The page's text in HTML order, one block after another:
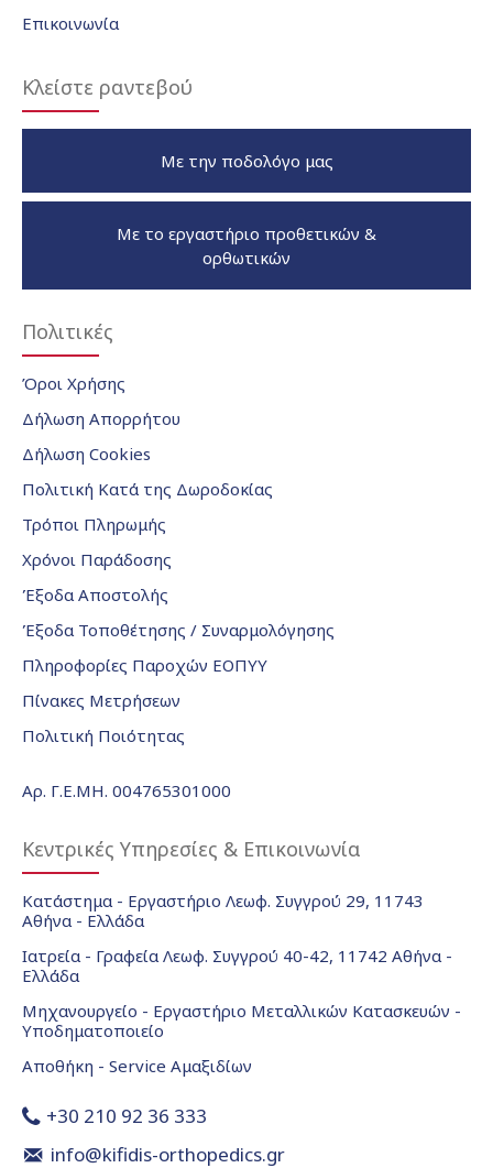
Επικοινωνία
Κλείστε ραντεβού
Με την ποδολόγο μας
Με το εργαστήριο προθετικών &
ορθωτικών
Πολιτικές
Όροι Χρήσης
Δήλωση Απορρήτου
Δήλωση Cookies
Πολιτική Κατά της Δωροδοκίας
Τρόποι Πληρωμής
Χρόνοι Παράδοσης
Έξοδα Αποστολής
Έξοδα Τοποθέτησης / Συναρμολόγησης
Πληροφορίες Παροχών ΕΟΠΥΥ
Πίνακες Μετρήσεων
Πολιτική Ποιότητας
Αρ. Γ.Ε.ΜΗ. 004765301000
Κεντρικές Υπηρεσίες & Επικοινωνία
Κατάστημα - Εργαστήριο Λεωφ. Συγγρού 29, 11743
Αθήνα - Ελλάδα
Ιατρεία - Γραφεία Λεωφ. Συγγρού 40-42, 11742 Αθήνα -
Ελλάδα
Μηχανουργείο - Εργαστήριο Μεταλλικών Κατασκευών -
Υποδηματοποιείο
Αποθήκη - Service Αμαξιδίων
+30 210 92 36 333
info@kifidis-orthopedics.gr